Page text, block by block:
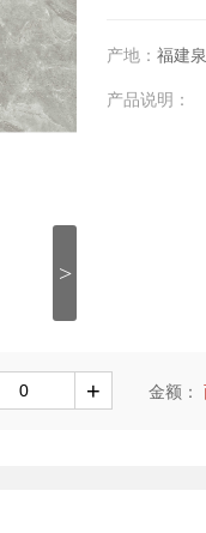
>
产地： 福建
产品说明：
金额：